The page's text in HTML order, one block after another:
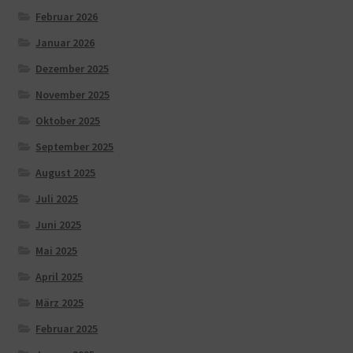
Februar 2026
Januar 2026
Dezember 2025
November 2025
Oktober 2025
September 2025
August 2025
Juli 2025
Juni 2025
Mai 2025
April 2025
März 2025
Februar 2025